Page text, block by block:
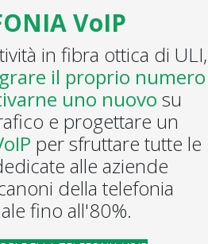
VoIP
in fibra ottica di ULI,
il proprio numero
uno nuovo su
e progettare un
per sfruttare tutte le
alle aziende
della telefonia
fino all'80%.